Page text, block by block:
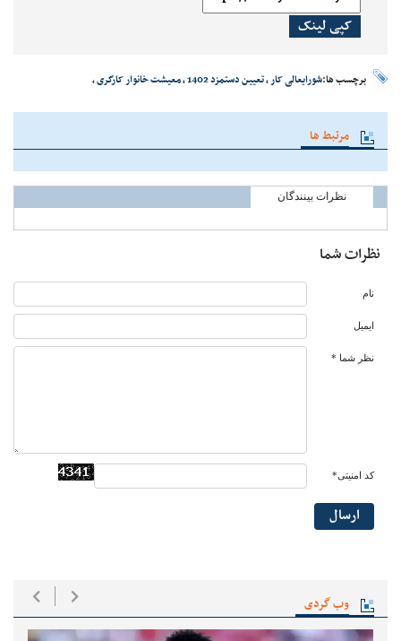
وب گردی
کپی لینک
برچسب ها:شورایعالی کار،تعیین دستمزد 1402 ،معیشت خانوار کارگری،
مرتبط ها
نظرات بینندگان
نظرات شما
نام
ایمیل
نظر شما *
کد امنیتی*
ارسال